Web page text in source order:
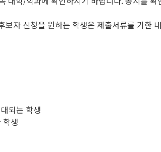
자 신청을 원하는 학생은 제출서류를 기한
되는 학생
학생